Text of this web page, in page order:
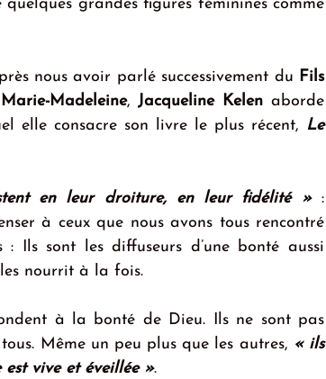
nous avoir parlé successivement du Fils
Marie-Madeleine, Jacqueline Kelen aborde
elle consacre son livre le plus récent, Le
en leur droiture, en leur fidélité »
à ceux que nous avons tous rencontré
Ils sont les diffuseurs d’une bonté aussi
nourrit à la fois.
à la bonté de Dieu. Ils ne sont pas
Même un peu plus que les autres, « ils
vive et éveillée ».